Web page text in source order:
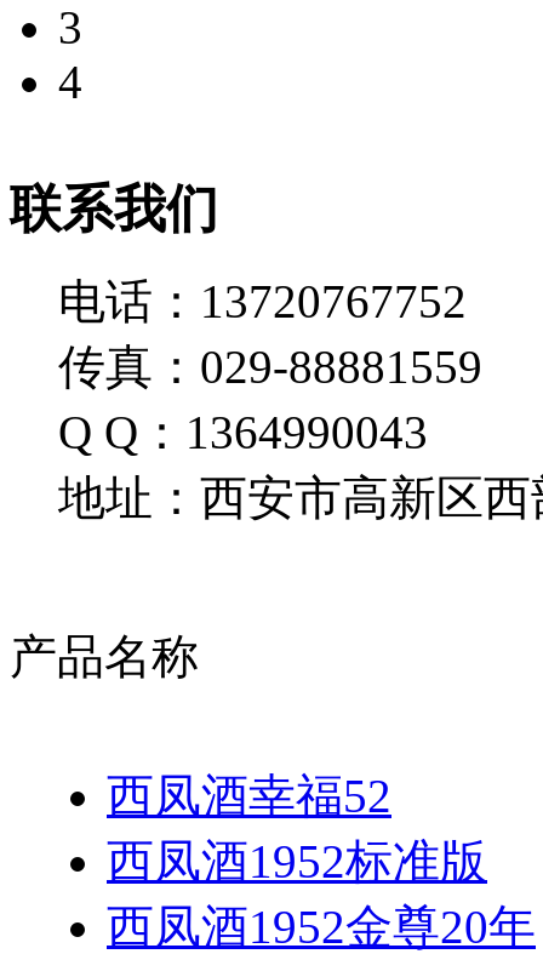
3
4
联系我们
电话：13720767752
传真：029-88881559
Q Q：1364990043
地址：西安市高新区西
产品名称
西凤酒幸福52
西凤酒1952标准版
西凤酒1952金尊20年